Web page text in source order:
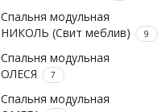
Спальня модульная
НИКОЛЬ (Свит меблив)
9
Спальня модульная
ОЛЕСЯ
7
Спальня модульная